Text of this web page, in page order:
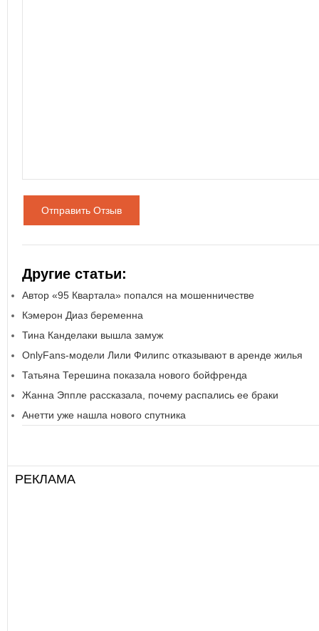
Отправить Отзыв
Другие статьи:
Автор «95 Квартала» попался на мошенничестве
Кэмерон Диаз беременна
Тина Канделаки вышла замуж
OnlyFans-модели Лили Филипс отказывают в аренде жилья
Татьяна Терешина показала нового бойфренда
Жанна Эппле рассказала, почему распались ее браки
Анетти уже нашла нового спутника
РЕКЛАМА